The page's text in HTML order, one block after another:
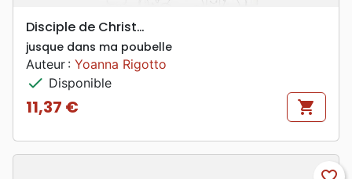
Disciple de Christ…
jusque dans ma poubelle
Auteur : Yoanna Rigotto
check Disponible
Prix
11,37 € shopping_cart